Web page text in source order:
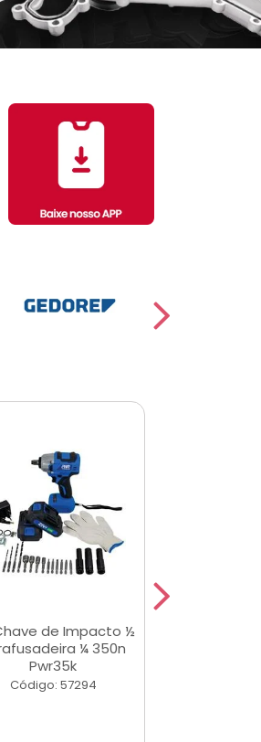
de Impacto ½
¼ 350n
Pwr35k
Código: 57294